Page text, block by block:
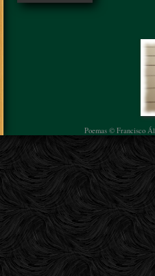
Poemas © Francisco